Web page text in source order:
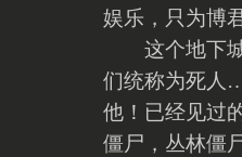
娱乐，只为博
这个地下城
们统称为死人
他！已经见过
僵尸，丛林僵